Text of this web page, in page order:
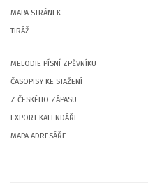
MAPA STRÁNEK
TIRÁŽ
MELODIE PÍSNÍ ZPĚVNÍKU
ČASOPISY KE STAŽENÍ
Z ČESKÉHO ZÁPASU
EXPORT KALENDÁŘE
MAPA ADRESÁŘE